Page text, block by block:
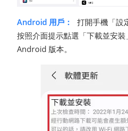
Android 用戶：
打開手機「設
按照介面提示點選「下載並安
Android 版本。